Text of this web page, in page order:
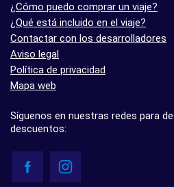
¿Cómo puedo comprar un viaje?
¿Qué está incluido en el viaje?
Contactar con los desarrolladores
Aviso legal
Política de privacidad
Mapa web
Síguenos en nuestras redes para
descuentos: